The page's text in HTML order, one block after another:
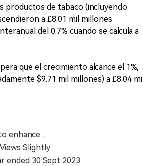
productos de tabaco (incluyendo
a £8.01 mil millones
del 0.7% cuando se calcula a
que el crecimiento alcance el 1%,
$9.71 mil millones) a £8.04 mil
enhance ...
Slightly
ended 30 Sept 2023